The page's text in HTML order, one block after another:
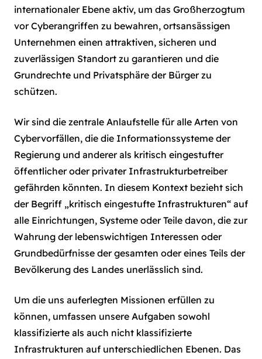
internationaler Ebene aktiv, um das Großherzogtum
vor Cyberangriffen zu bewahren, ortsansässigen
Unternehmen einen attraktiven, sicheren und
zuverlässigen Standort zu garantieren und die
Grundrechte und Privatsphäre der Bürger zu
schützen.
Wir sind die zentrale Anlaufstelle für alle Arten von
Cybervorfällen, die die Informationssysteme der
Regierung und anderer als kritisch eingestufter
öffentlicher oder privater Infrastrukturbetreiber
gefährden könnten. In diesem Kontext bezieht sich
der Begriff „kritisch eingestufte Infrastrukturen“ auf
alle Einrichtungen, Systeme oder Teile davon, die zur
Wahrung der lebenswichtigen Interessen oder
Grundbedürfnisse der gesamten oder eines Teils der
Bevölkerung des Landes unerlässlich sind.
Um die uns auferlegten Missionen erfüllen zu
können, umfassen unsere Aufgaben sowohl
klassifizierte als auch nicht klassifizierte
Infrastrukturen auf unterschiedlichen Ebenen. Das